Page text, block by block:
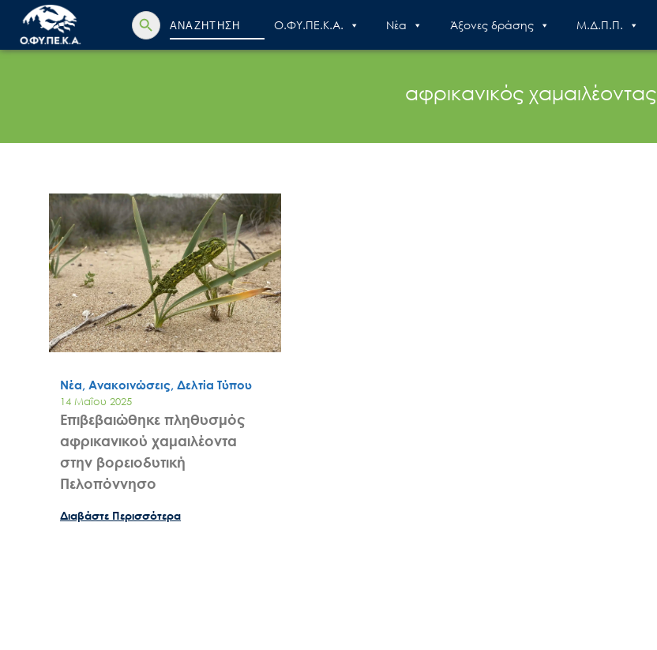
Search
for:
Search Button
Ο.ΦΥ.ΠΕ.Κ.Α. Nέα Άξονες δράσης Μ.Δ.Π.Π.
αφρικανικός χαμαιλέοντας
Νέα, Ανακοινώσεις, Δελτία Τύπου
14 Μαΐου 2025
Επιβεβαιώθηκε πληθυσμός
αφρικανικού χαμαιλέοντα
στην βορειοδυτική
Πελοπόννησο
Διαβάστε Περισσότερα